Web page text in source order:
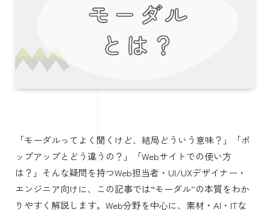
「モーダルってよく聞くけど、結局どういう意味？」「ポ
ップアップとどう違うの？」「Webサイトでの使い方
は？」そんな疑問を持つWeb担当者・UI/UXデザイナー・
エンジニア向けに、この記事では“モーダル”の本質をわか
りやすく解説します。Web分野を中心に、素材・AI・ITな